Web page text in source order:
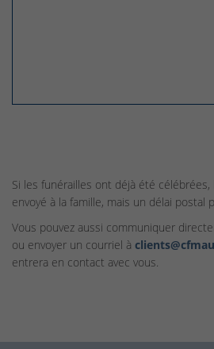
Si les funérailles ont déjà été
envoyé à la famille, mais un délai postal
Vous pouvez aussi communiquer
ou envoyer un courriel à
entrera en contact avec vous.